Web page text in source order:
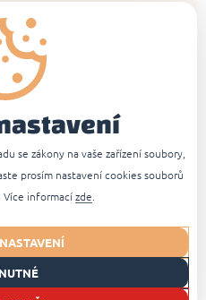
na požadovanou
troubě přibližně
se nerozteče sýr a nezabarví
dozlatova.
se zákony na vaše zařízení soubory,
prosím nastavení cookies souborů
Více informací zde